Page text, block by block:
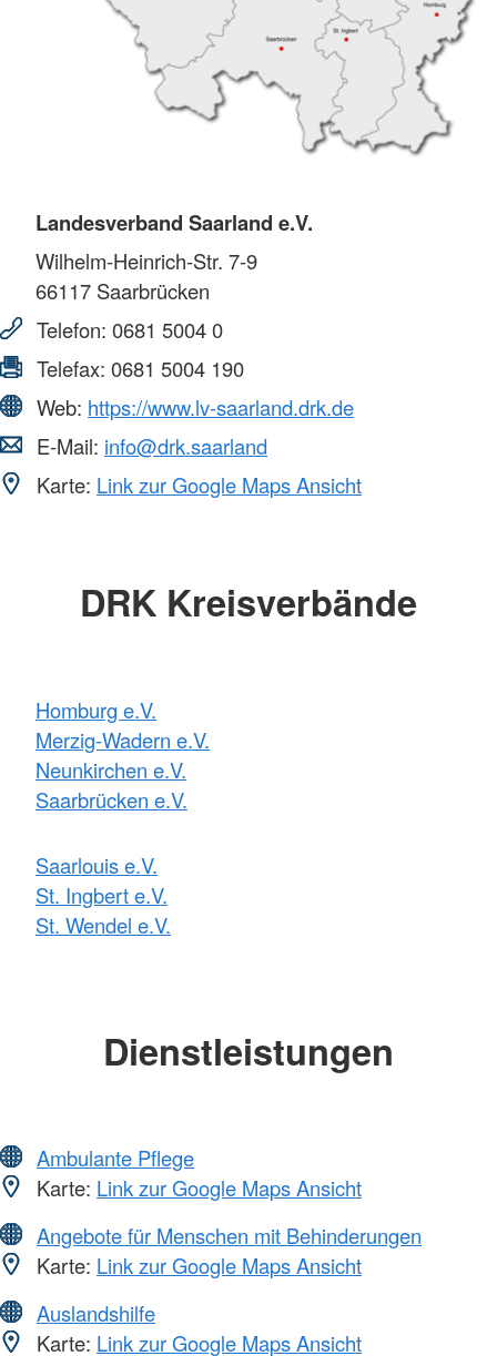
Landesverband Saarland e.V.
Wilhelm-Heinrich-Str. 7-9
66117 Saarbrücken
Telefon: 0681 5004 0
Telefax: 0681 5004 190
Web: https://www.lv-saarland.drk.de
E-Mail: info@drk.saarland
Karte: Link zur Google Maps Ansicht
DRK Kreisverbände
Homburg e.V.
Merzig-Wadern e.V.
Neunkirchen e.V.
Saarbrücken e.V.
Saarlouis e.V.
St. Ingbert e.V.
St. Wendel e.V.
Dienstleistungen
Ambulante Pflege
Karte: Link zur Google Maps Ansicht
Angebote für Menschen mit Behinderungen
Karte: Link zur Google Maps Ansicht
Auslandshilfe
Karte: Link zur Google Maps Ansicht